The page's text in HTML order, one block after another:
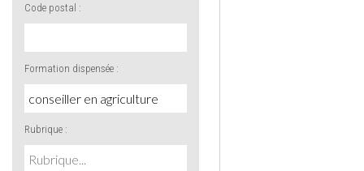
Code postal :
Formation dispensée :
Rubrique :